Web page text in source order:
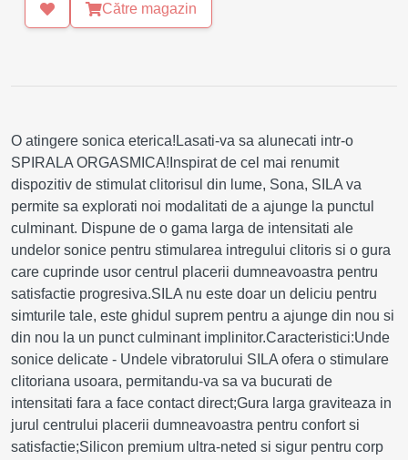
Către magazin
O atingere sonica eterica!Lasati-va sa alunecati intr-o
SPIRALA ORGASMICA!Inspirat de cel mai renumit
dispozitiv de stimulat clitorisul din lume, Sona, SILA va
permite sa explorati noi modalitati de a ajunge la punctul
culminant. Dispune de o gama larga de intensitati ale
undelor sonice pentru stimularea intregului clitoris si o gura
care cuprinde usor centrul placerii dumneavoastra pentru
satisfactie progresiva.SILA nu este doar un deliciu pentru
simturile tale, este ghidul suprem pentru a ajunge din nou si
din nou la un punct culminant implinitor.Caracteristici:Unde
sonice delicate - Undele vibratorului SILA ofera o stimulare
clitoriana usoara, permitandu-va sa va bucurati de
intensitati fara a face contact direct;Gura larga graviteaza in
jurul centrului placerii dumneavoastra pentru confort si
satisfactie;Silicon premium ultra-neted si sigur pentru corp